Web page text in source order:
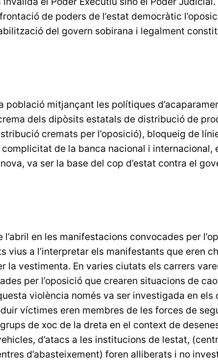
de poders de l’estat democràtic
del govern sobirana i legalment
població mitjançant les polítiques
dels dipòsits estatals de distribució de
cremats per l’oposició), bloqueig de
complicitat de la banca nacional i internacional,
va ser la base del cop d’estat contra el
en les manifestacions convocades per
vius a l’interpretar els manifestants que eren
la vestimenta. En varies ciutats els carrers
per l’oposició que crearen situacions de
violència només va ser investigada en els
víctimes eren membres de les forces de
de xoc de la dreta en el context de
d’atacs a les institucions de lestat,
d’abasteixement) foren alliberats i no